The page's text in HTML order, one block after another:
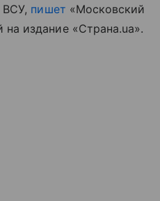
ВСУ, пишет «Московский
издание «Страна.ua».